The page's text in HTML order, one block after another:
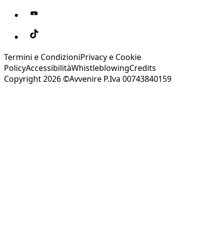
Termini e CondizioniPrivacy e Cookie
PolicyAccessibilitàWhistleblowingCredits
Copyright 2026 ©Avvenire P.Iva 00743840159